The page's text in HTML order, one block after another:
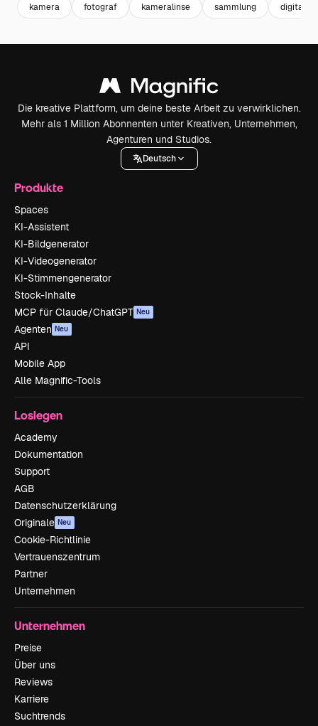
kamera fotograf kameralinse sammlung
Die kreative Plattform, um deine beste Arbeit zu verwirklichen.
Mehr als 1 Million Abonnenten unter Kreativen, Unternehmen,
Agenturen und Studios.
Deutsch
Produkte
Spaces
KI-Assistent
KI-Bildgenerator
KI-Videogenerator
KI-Stimmengenerator
Stock-Inhalte
MCP für Claude/ChatGPT Neu
Agenten Neu
API
Mobile App
Alle Magnific-Tools
Loslegen
Academy
Dokumentation
Support
AGB
Datenschutzerklärung
Originale Neu
Cookie-Richtlinie
Vertrauenszentrum
Partner
Unternehmen
Unternehmen
Preise
Über uns
Reviews
Karriere
Suchtrends